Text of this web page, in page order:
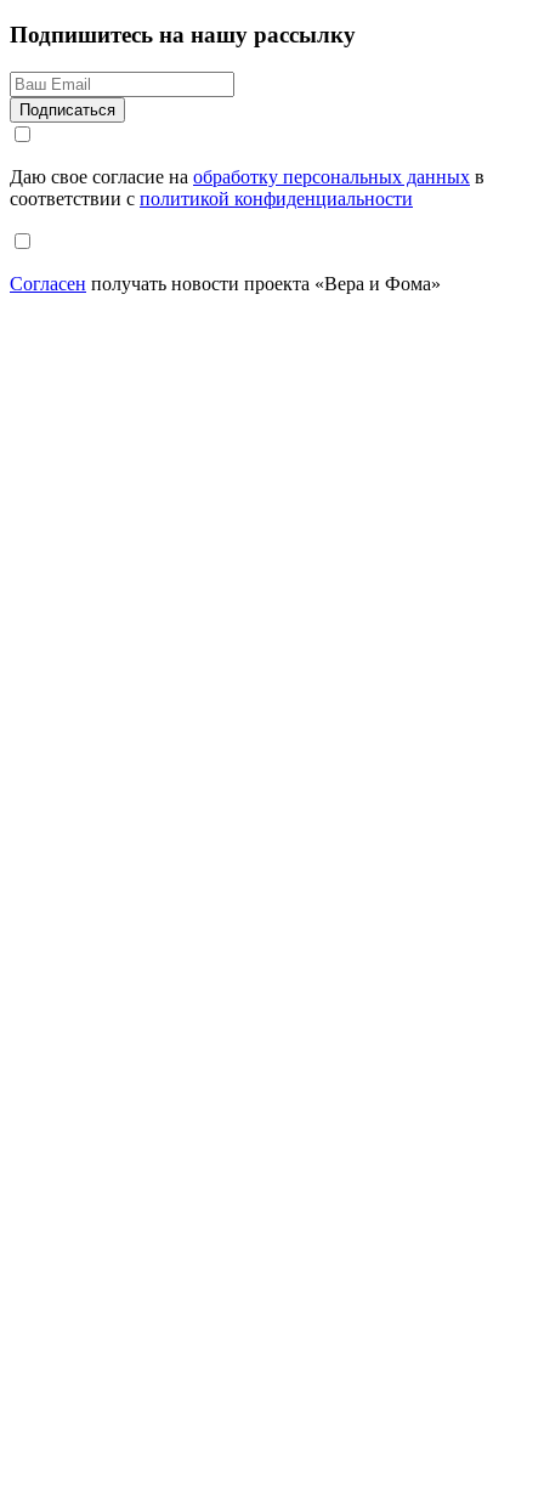
Подпишитесь на нашу рассылку
Даю свое согласие на обработку персональных данных в
соответствии с политикой конфиденциальности
Согласен получать новости проекта «Вера и Фома»